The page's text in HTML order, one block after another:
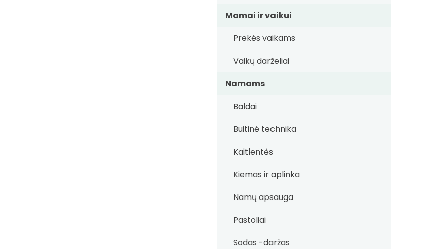
Mamai ir vaikui
Prekės vaikams
Vaikų darželiai
Namams
Baldai
Buitinė technika
Kaitlentės
Kiemas ir aplinka
Namų apsauga
Pastoliai
Sodas -daržas